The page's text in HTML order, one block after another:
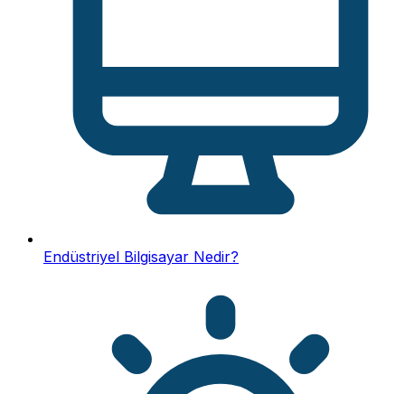
Endüstriyel Bilgisayar Nedir?